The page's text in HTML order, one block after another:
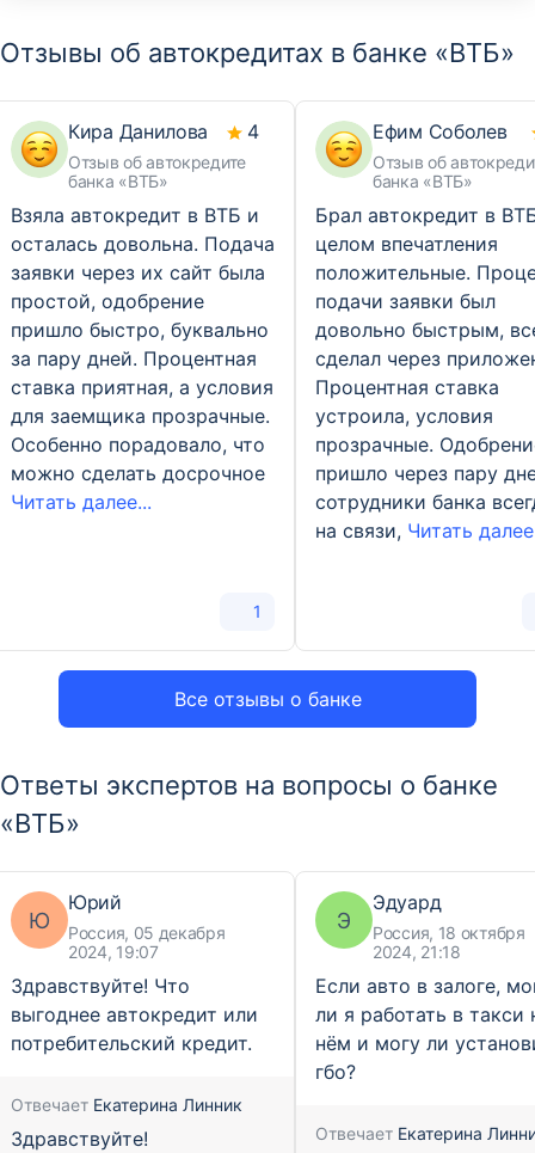
Отзывы об автокредитах в банке «ВТБ»
Все отзывы о банке
Кира Данилова
Отзыв об автокредите
банка «ВТБ»
4
Взяла автокредит в ВТБ и
осталась довольна. Подача
заявки через их сайт была
простой, одобрение
пришло быстро, буквально
за пару дней. Процентная
ставка приятная, а условия
для заемщика прозрачные.
Особенно порадовало, что
можно сделать досрочное
Читать далее...
1
Ефим Соболев
Отзыв об
банка «ВТБ»
Брал автокредит в
целом впечатления
положительные.
подачи заявки был
довольно быстрым,
сделал через
Процентная ставка
устроила, условия
прозрачные.
пришло через пару
сотрудники банка
на связи, Читать
Ответы экспертов на вопросы о банке
«ВТБ»
Ю
Юрий
Россия, 05 декабря
2024, 19:07
Здравствуйте! Что
выгоднее автокредит или
потребительский кредит.
Отвечает Екатерина Линник
Здравствуйте!
Э
Эдуард
Россия, 18 октября
2024, 21:18
Если авто в залоге,
ли я работать в такси
нём и могу ли
гбо?
Отвечает Екатерина